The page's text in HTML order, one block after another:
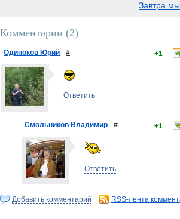
Завтра
Комментарии (2)
Одиноков Юрий # +1
Ответить
Смольников Владимир # +1
Ответить
Добавить комментарий RSS-лента